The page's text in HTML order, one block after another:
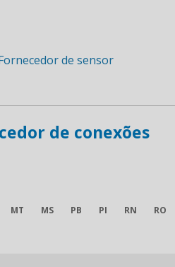
de conexões
MT MS PB PI RN RO